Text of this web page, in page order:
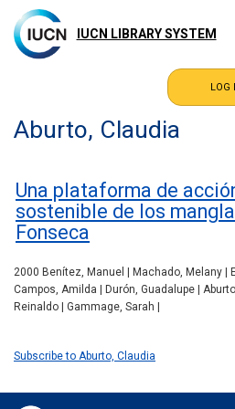
main
content
IUCN LIBRARY SYSTEM
Aburto, Claudia
Una plataforma de
sostenible de los
Fonseca
2000 Benítez, Manuel | Machado, Melany |
Campos, Amilda | Durón, Guadalupe |
Reinaldo | Gammage, Sarah |
Subscribe to Aburto, Claudia